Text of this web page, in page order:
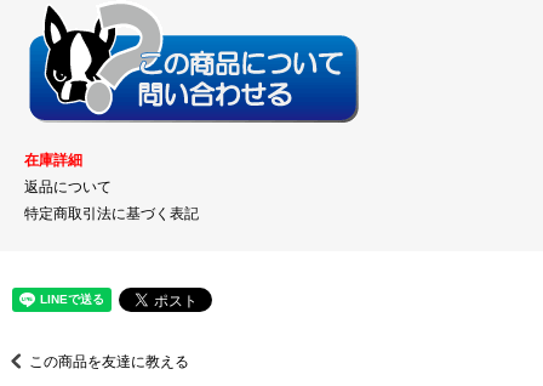
在庫詳細
返品について
特定商取引法に基づく表記
この商品を友達に教える